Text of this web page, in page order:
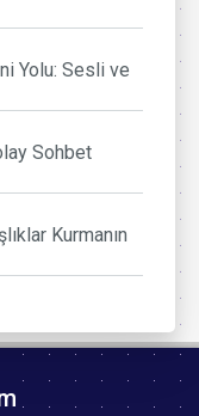
Yolu: Sesli ve
Sohbet
Kurmanın